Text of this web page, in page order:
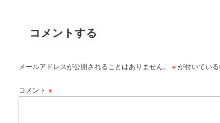
コメントする
メールアドレスが公開されることはありません。 ※が付いてい
コメント ※